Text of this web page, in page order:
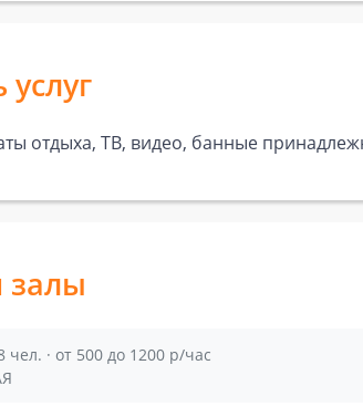
отдыха, ТВ, видео, банные
залы
чел. · от 500 до 1200 р/час